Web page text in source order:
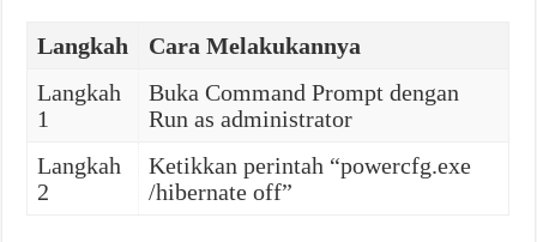
Langkah
Cara Melakukannya
Langkah
1
Buka Command Prompt dengan
Run as administrator
Langkah
2
Ketikkan perintah “powercfg.exe
/hibernate off”